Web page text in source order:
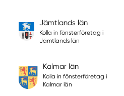
Jämtlands län
Kolla in fönsterföretag i
Jämtlands län
Kalmar län
Kolla in fönsterföretag i
Kalmar län